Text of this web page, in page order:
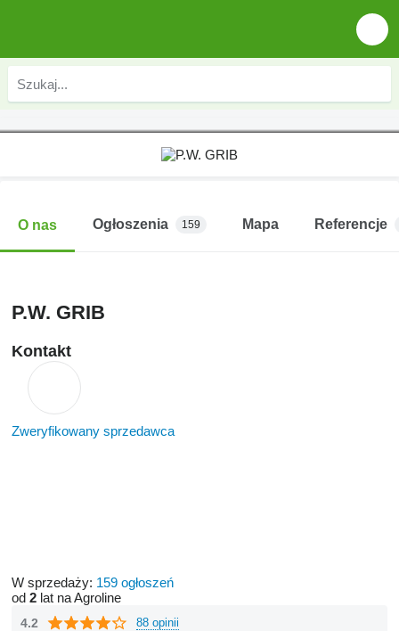
O nas Ogłoszenia 159 Mapa Referencje
P.W. GRIB
Kontakt
Zweryfikowany sprzedawca
W sprzedaży: 159 ogłoszeń
od 2 lat na Agroline
4.2 88 opinii